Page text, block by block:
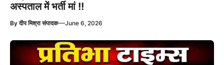
अस्पताल में भर्ती मां !!
Byदीप मिश्रा संपादक—June 6, 2026